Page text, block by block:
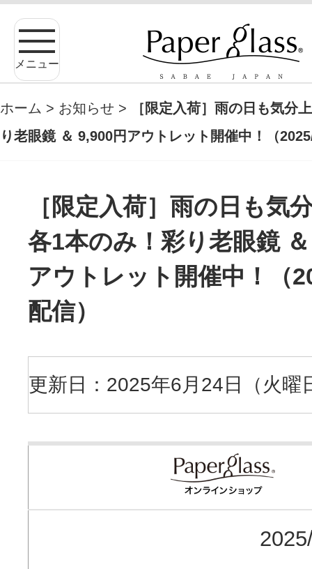
メニュー
ホーム > お知らせ >
［限定入荷］雨の日も気分
り老眼鏡 ＆ 9,900円アウトレット開催中！（
［限定入荷］雨の日も気
各1本のみ！彩り老眼鏡
アウトレット開催中！（
配信）
更新日：2025年6月24日（火曜